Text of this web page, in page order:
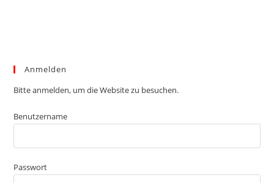
Anmelden
Bitte anmelden, um die Website zu besuchen.
Benutzername
Passwort